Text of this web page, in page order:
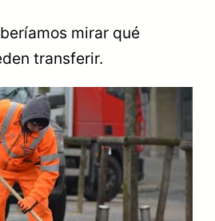
mirar qué
transferir.